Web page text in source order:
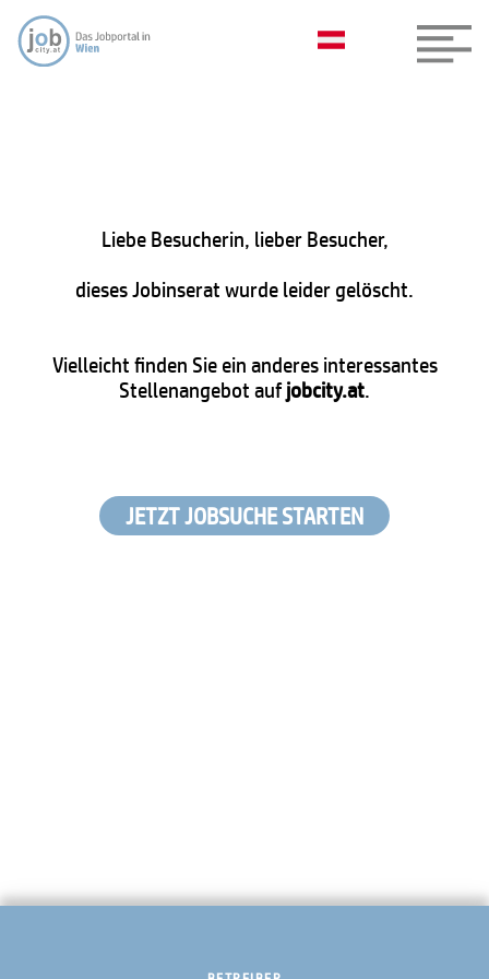
Liebe Besucherin, lieber Besucher,
dieses Jobinserat wurde leider gelöscht.
Vielleicht finden Sie ein anderes interessantes
Stellenangebot aufjobcity.at.
JETZT JOBSUCHE STARTEN